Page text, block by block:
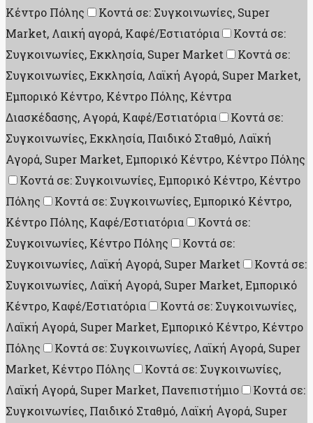
Κέντρο Πόλης
Κοντά σε: Συγκοινωνίες, Super
Market, Λαική αγορά, Καφέ/Εστιατόρια
Κοντά σε:
Συγκοινωνίες, Εκκλησία, Super Market
Κοντά σε:
Συγκοινωνίες, Εκκλησία, Λαϊκή Αγορά, Super Market,
Εμπορικό Κέντρο, Κέντρο Πόλης, Κέντρα
Διασκέδασης, Aγορά, Καφέ/Εστιατόρια
Κοντά σε:
Συγκοινωνίες, Εκκλησία, Παιδικό Σταθμό, Λαϊκή
Αγορά, Super Market, Εμπορικό Κέντρο, Κέντρο Πόλης
Κοντά σε: Συγκοινωνίες, Εμπορικό Κέντρο, Κέντρο
Πόλης
Κοντά σε: Συγκοινωνίες, Εμπορικό Κέντρο,
Κέντρο Πόλης, Καφέ/Εστιατόρια
Κοντά σε:
Συγκοινωνίες, Κέντρο Πόλης
Κοντά σε:
Συγκοινωνίες, Λαϊκή Αγορά, Super Market
Κοντά σε:
Συγκοινωνίες, Λαϊκή Αγορά, Super Market, Εμπορικό
Κέντρο, Καφέ/Εστιατόρια
Κοντά σε: Συγκοινωνίες,
Λαϊκή Αγορά, Super Market, Εμπορικό Κέντρο, Κέντρο
Πόλης
Κοντά σε: Συγκοινωνίες, Λαϊκή Αγορά, Super
Market, Κέντρο Πόλης
Κοντά σε: Συγκοινωνίες,
Λαϊκή Αγορά, Super Market, Πανεπιστήμιο
Κοντά σε:
Συγκοινωνίες, Παιδικό Σταθμό, Λαϊκή Αγορά, Super